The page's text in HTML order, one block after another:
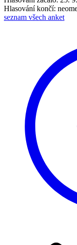
Hlasování končí:
seznam všech anket